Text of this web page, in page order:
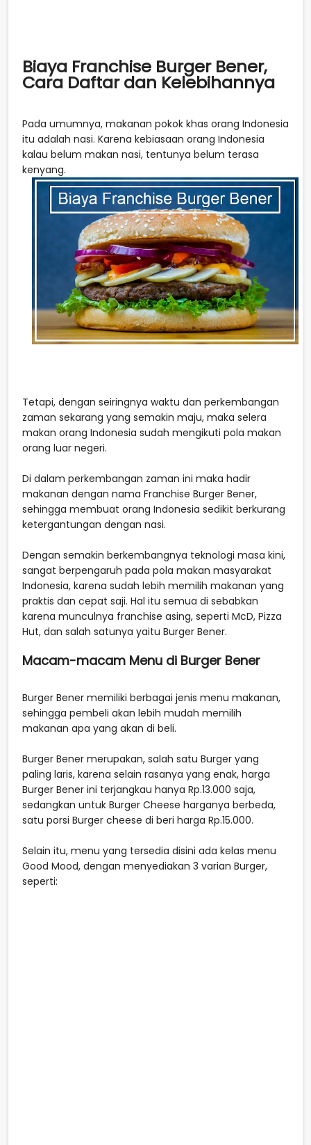
Biaya Franchise Burger Bener,
Cara Daftar dan Kelebihannya
Pada umumnya, makanan pokok khas orang Indonesia
itu adalah nasi. Karena kebiasaan orang Indonesia
kalau belum makan nasi, tentunya belum terasa
kenyang.
Tetapi, dengan seiringnya waktu dan perkembangan
zaman sekarang yang semakin maju, maka selera
makan orang Indonesia sudah mengikuti pola makan
orang luar negeri.
Di dalam perkembangan zaman ini maka hadir
makanan dengan nama Franchise Burger Bener,
sehingga membuat orang Indonesia sedikit berkurang
ketergantungan dengan nasi.
Dengan semakin berkembangnya teknologi masa kini,
sangat berpengaruh pada pola makan masyarakat
Indonesia, karena sudah lebih memilih makanan yang
praktis dan cepat saji. Hal itu semua di sebabkan
karena munculnya franchise asing, seperti McD, Pizza
Hut, dan salah satunya yaitu Burger Bener.
Macam-macam Menu di Burger Bener
Burger Bener memiliki berbagai jenis menu makanan,
sehingga pembeli akan lebih mudah memilih
makanan apa yang akan di beli.
Burger Bener merupakan, salah satu Burger yang
paling laris, karena selain rasanya yang enak, harga
Burger Bener ini terjangkau hanya Rp.13.000 saja,
sedangkan untuk Burger Cheese harganya berbeda,
satu porsi Burger cheese di beri harga Rp.15.000.
Selain itu, menu yang tersedia disini ada kelas menu
Good Mood, dengan menyediakan 3 varian Burger,
seperti: